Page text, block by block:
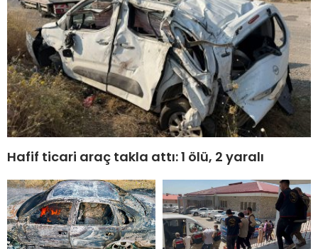
Hafif ticari araç takla attı: 1 ölü, 2 yaralı